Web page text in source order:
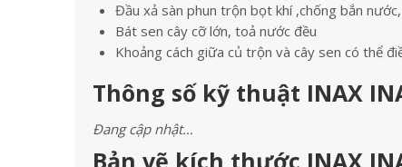
Đầu xả sàn phun trộn bọt khí ,chống bắn
Bát sen cây cỡ lớn, toả nước đều
Khoảng cách giữa củ trộn và cây sen có thể
Thông số kỹ thuật INAX
Đang cập nhật…
Bản vẽ kích thước INAX